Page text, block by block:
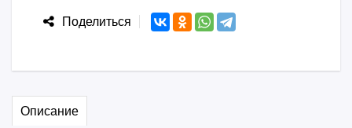
Поделиться
Описание